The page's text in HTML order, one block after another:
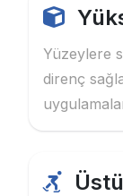
Yüzeylere
direnç